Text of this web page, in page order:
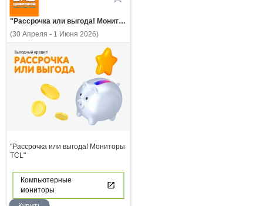
"Рассрочка или выгода! Мониторы TCL"
(30 Апреля - 1 Июня 2026)
"Рассрочка или выгода! Мониторы
TCL"
Компьютерные
мониторы